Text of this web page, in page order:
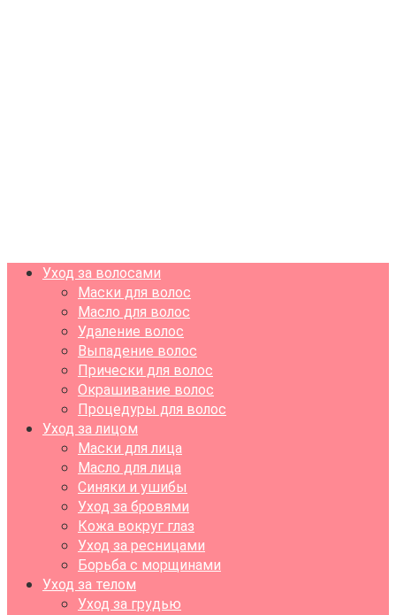
Уход за волосами
Маски для волос
Масло для волос
Удаление волос
Выпадение волос
Прически для волос
Окрашивание волос
Процедуры для волос
Уход за лицом
Маски для лица
Масло для лица
Синяки и ушибы
Уход за бровями
Кожа вокруг глаз
Уход за ресницами
Борьба с морщинами
Уход за телом
Уход за грудью